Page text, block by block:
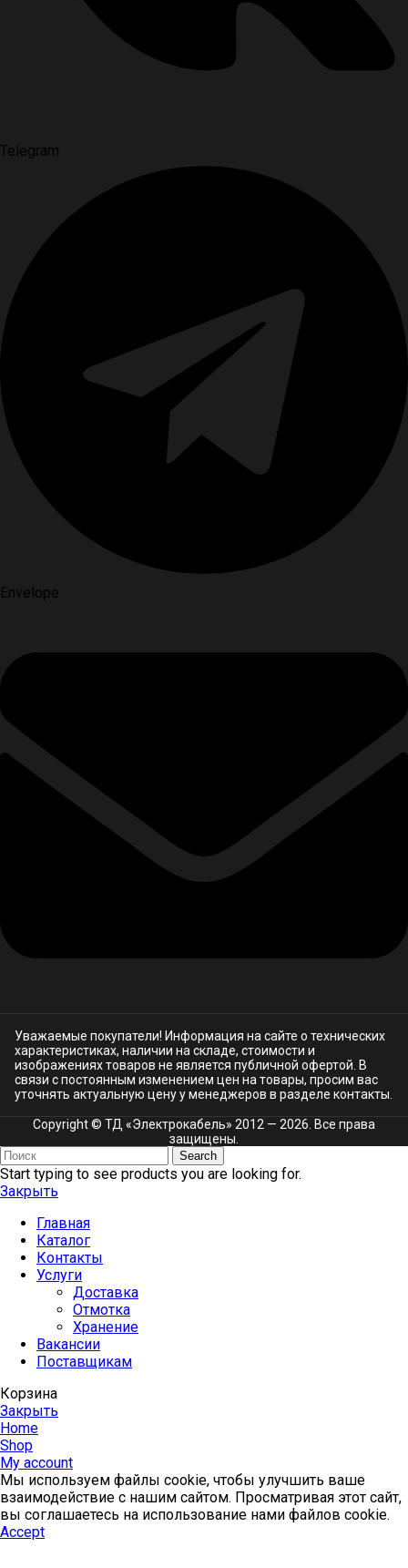
Telegram
Envelope
Уважаемые покупатели! Информация на сайте о технических
характеристиках, наличии на складе, стоимости и
изображениях товаров не является публичной офертой. В
связи с постоянным изменением цен на товары, просим вас
уточнять актуальную цену у менеджеров в разделе контакты.
Copyright © ТД «Электрокабель»​ 2012 — 2026. Все права
защищены.
Search
Start typing to see products you are looking for.
Закрыть
Главная
Каталог
Контакты
Услуги
Доставка
Отмотка
Хранение
Вакансии
Поставщикам
Корзина
Закрыть
Home
Shop
My account
Мы используем файлы cookie, чтобы улучшить ваше
взаимодействие с нашим сайтом. Просматривая этот сайт,
вы соглашаетесь на использование нами файлов cookie.
Accept